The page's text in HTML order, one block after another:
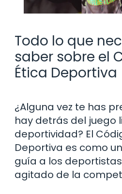
Todo lo que
saber sobre el
Ética Deportiva
¿Alguna vez te has
hay detrás del juego
deportividad? El
Deportiva es como
guía a los
agitado de la